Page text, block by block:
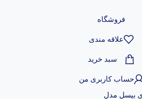
فروشگاه
علاقه مندی
سبد خرید
حساب کاربری من